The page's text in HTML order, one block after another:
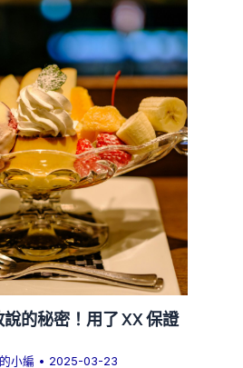
的秘密！用了 XX 保證
小編 • 2025-03-23